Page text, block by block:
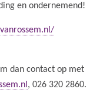
en ondernemend!
dan contact op met
, 026 320 2860.